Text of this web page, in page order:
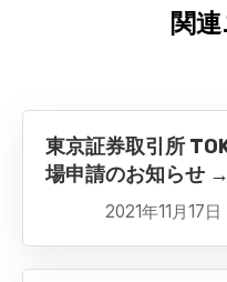
関
東京証券取引所
場申請のお知らせ
2021年11月17日